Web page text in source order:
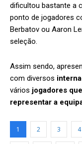
dificultou bastante a
ponto de jogadores
Berbatov ou Aaron
seleção.
Assim sendo,
com diversos
vários jogadores
representar a
1 2 3 4